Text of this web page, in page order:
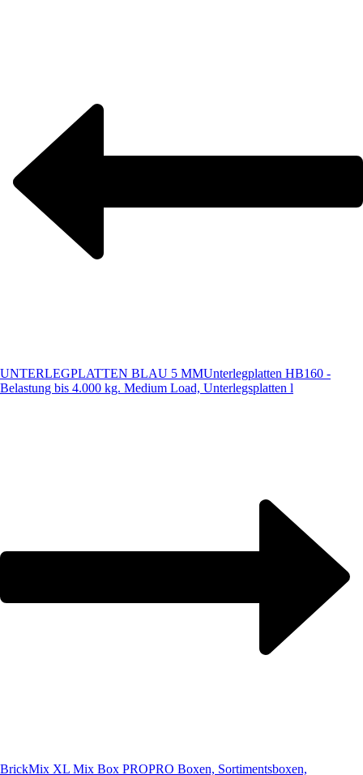
UNTERLEGPLATTEN BLAU 5 MMUnterlegplatten HB160 -
Belastung bis 4.000 kg. Medium Load, Unterlegsplatten l
BrickMix XL Mix Box PROPRO Boxen, Sortimentsboxen,